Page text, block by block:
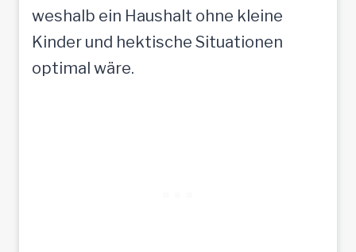
weshalb ein Haushalt ohne kleine
Kinder und hektische Situationen
optimal wäre.